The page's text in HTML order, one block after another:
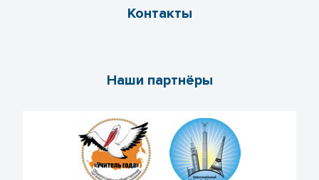
Контакты
Наши партнёры